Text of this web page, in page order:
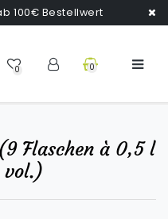
100€ Bestellwert
0 0
Flaschen à 0,5 l